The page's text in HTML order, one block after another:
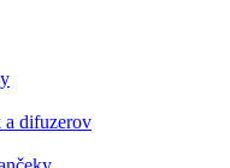
a difuzerov